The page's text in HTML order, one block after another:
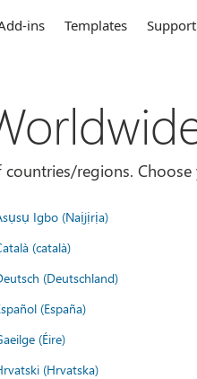
ins Templates Support
regions.
Igbo (Naịjịrịa)
(català)
(Deutschland)
(España)
(Éire)
(Hrvatska)